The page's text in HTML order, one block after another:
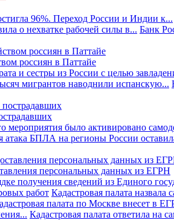
96%. Переход России и Индии к...
о нехватке рабочей силы в... Банк
россиян в Паттайе
и сестры из России с целью
мигрантов наводнили испанскую...
мероприятия было активировано
атака БПЛА на регионы России
персональных данных из ЕГРН
получения сведений из Единого
работ Кадастровая палата
палата по Москве внесет в
Кадастровая палата ответила на